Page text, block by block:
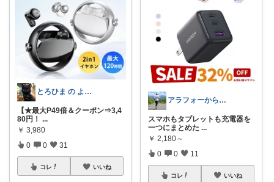
とろひま の よろず屋～お得な商品たち～
【★最大P49倍＆クーポン⇒3,4
80円！ ...
￥ 3,980
0 0 31
コレ いいね
アラフォーからのフルマラソン💨タロ
スマホもタブレットも充電器を
一つにまとめた ...
￥ 2,180～
0 0 11
コレ いいね